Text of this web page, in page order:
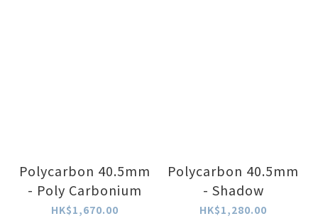
Polycarbon 40.5mm
- Poly Carbonium
HK$1,670.00
Polycarbon 40.5mm
- Shadow
HK$1,280.00